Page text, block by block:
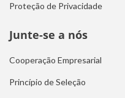
Proteção de Privacidade
Junte-se a nós
Cooperação Empresarial
Princípio de Seleção